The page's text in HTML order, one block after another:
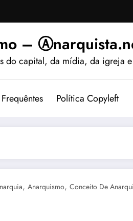
–
do capital, da mídia, da igreja
Política Copyleft
, Anarquismo, Conceito De